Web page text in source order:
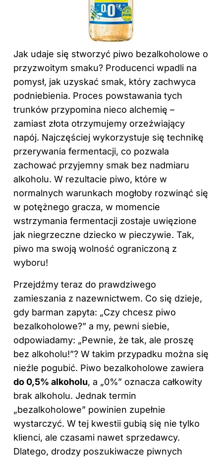
Jak udaje się stworzyć piwo bezalkoholowe o
przyzwoitym smaku? Producenci wpadli na
pomysł, jak uzyskać smak, który zachwyca
podniebienia. Proces powstawania tych
trunków przypomina nieco alchemię –
zamiast złota otrzymujemy orzeźwiający
napój. Najczęściej wykorzystuje się technikę
przerywania fermentacji, co pozwala
zachować przyjemny smak bez nadmiaru
alkoholu. W rezultacie piwo, które w
normalnych warunkach mogłoby rozwinąć się
w potężnego gracza, w momencie
wstrzymania fermentacji zostaje uwięzione
jak niegrzeczne dziecko w pieczywie. Tak,
piwo ma swoją wolność ograniczoną z
wyboru!
Przejdźmy teraz do prawdziwego
zamieszania z nazewnictwem. Co się dzieje,
gdy barman zapyta: „Czy chcesz piwo
bezalkoholowe?” a my, pewni siebie,
odpowiadamy: „Pewnie, że tak, ale proszę
bez alkoholu!”? W takim przypadku można się
nieźle pogubić. Piwo bezalkoholowe zawiera
do 0,5% alkoholu, a „0%” oznacza całkowity
brak alkoholu. Jednak termin
„bezalkoholowe” powinien zupełnie
wystarczyć. W tej kwestii gubią się nie tylko
klienci, ale czasami nawet sprzedawcy.
Dlatego, drodzy poszukiwacze piwnych